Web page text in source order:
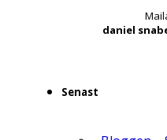
daniel
Senast